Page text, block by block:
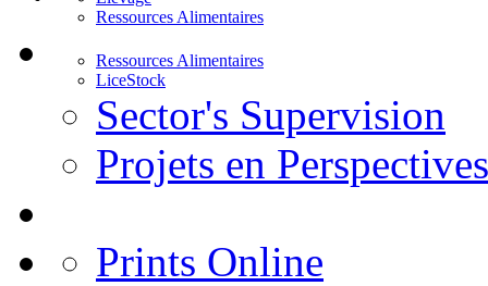
Ressources Alimentaires
Ressources Alimentaires
LiceStock
Sector's Supervision
Projets en Perspectives
Prints Online